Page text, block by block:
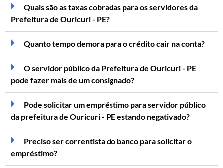
Quais são as taxas cobradas para os servidores da
Prefeitura de Ouricuri - PE?
Quanto tempo demora para o crédito cair na conta?
O servidor público da Prefeitura de Ouricuri - PE
pode fazer mais de um consignado?
Pode solicitar um empréstimo para servidor público
da prefeitura de Ouricuri - PE estando negativado?
Preciso ser correntista do banco para solicitar o
empréstimo?